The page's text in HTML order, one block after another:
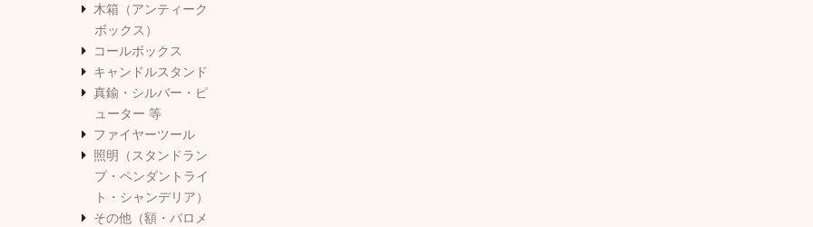
木箱（アンティーク
ボックス）
コールボックス
キャンドルスタンド
真鍮・シルバー・ピ
ューター 等
ファイヤーツール
照明（スタンドラン
プ・ペンダントライ
ト・シャンデリア）
その他（額・バロメ